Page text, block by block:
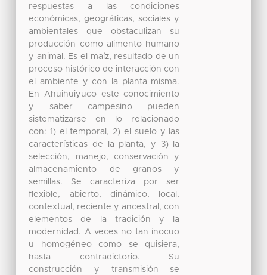
respuestas a las condiciones
económicas, geográficas, sociales y
ambientales que obstaculizan su
producción como alimento humano
y animal. Es el maíz, resultado de un
proceso histórico de interacción con
el ambiente y con la planta misma.
En Ahuihuiyuco este conocimiento
y saber campesino pueden
sistematizarse en lo relacionado
con: 1) el temporal, 2) el suelo y las
características de la planta, y 3) la
selección, manejo, conservación y
almacenamiento de granos y
semillas. Se caracteriza por ser
flexible, abierto, dinámico, local,
contextual, reciente y ancestral, con
elementos de la tradición y la
modernidad. A veces no tan inocuo
u homogéneo como se quisiera,
hasta contradictorio. Su
construcción y transmisión se